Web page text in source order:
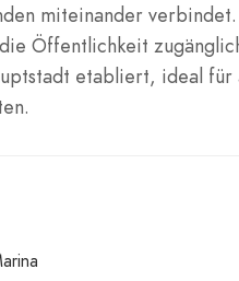
miteinander
Öffentlichkeit
etabliert, ideal